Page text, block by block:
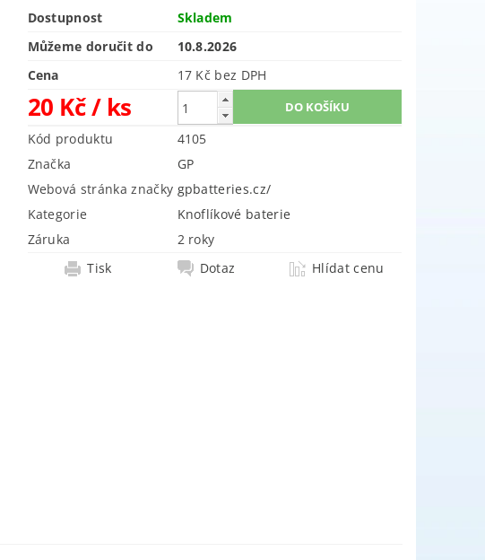
Dostupnost
Skladem
Můžeme doručit do
10.8.2026
Cena
17 Kč bez DPH
20 Kč/ ks
Kód produktu
4105
Značka
GP
Webová stránka značky gpbatteries.cz/
Kategorie
Knoflíkové baterie
Záruka
2 roky
Tisk
Dotaz Hlídat cenu